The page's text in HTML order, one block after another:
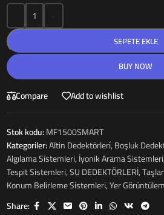
SEPETE EKLE
BUY NOW
Compare Add to wishlist
Stok kodu:MF1500SMART
Kategoriler:Altin Dedektörleri̇,Boşluk
Algılama Sistemleri,İyonik Arama Sistemleri
Tespit Sistemleri,SU DEDEKTÖRLERİ,
Konum Belirleme Sistemleri,Yer
Share: